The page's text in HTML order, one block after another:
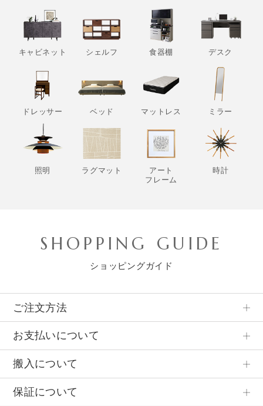
キャビネット シェルフ 食器棚 デスク
ドレッサー ベッド マットレス ミラー
照明 ラグマット
アート
フレーム
時計
SHOPPING GUIDE
ショッピングガイド
ご注文方法
お支払いについて
搬入について
保証について